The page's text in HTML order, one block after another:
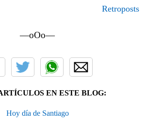
Retroposts
—oOo—
EN ESTE BLOG:
Hoy día de Santiago